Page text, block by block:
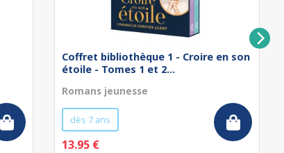
Coffret bibliothèque 1 - Croire en son
étoile - Tomes 1 et 2...
Romans jeunesse
dès 7 ans
13.95 €